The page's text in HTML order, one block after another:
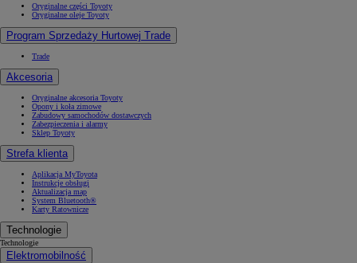
Oryginalne części Toyoty
Oryginalne oleje Toyoty
Program Sprzedaży Hurtowej Trade
Trade
Akcesoria
Oryginalne akcesoria Toyoty
Opony i koła zimowe
Zabudowy samochodów dostawczych
Zabezpieczenia i alarmy
Sklep Toyoty
Strefa klienta
Aplikacja MyToyota
Instrukcje obsługi
Aktualizacja map
System Bluetooth®
Karty Ratownicze
Technologie
Technologie
Elektromobilność